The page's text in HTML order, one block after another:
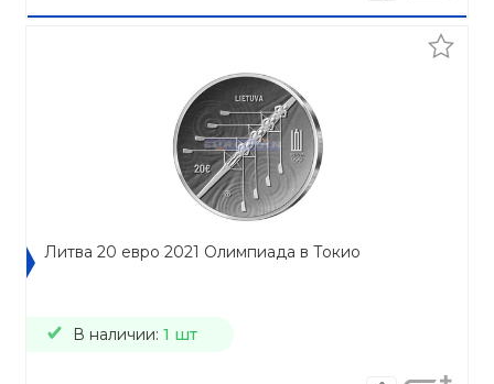
Литва 20 евро 2021 Олимпиада в Токио
В наличии: 1 шт